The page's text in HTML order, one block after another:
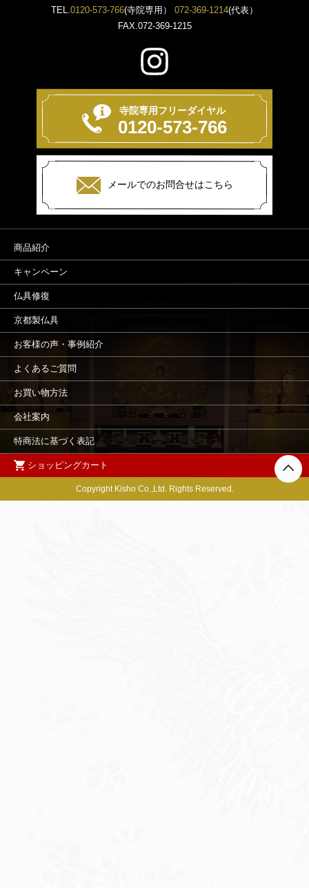
TEL.0120-573-766(寺院専用） 072-369-1214(代表）
FAX.072-369-1215
寺院専用フリーダイヤル
0120-573-766
メールでのお問合せはこちら
商品紹介
キャンペーン
仏具修復
京都製仏具
お客様の声・事例紹介
よくあるご質問
お買い物方法
会社案内
特商法に基づく表記
ショッピングカート
Copyright Kisho Co.,Ltd. Rights Reserved.